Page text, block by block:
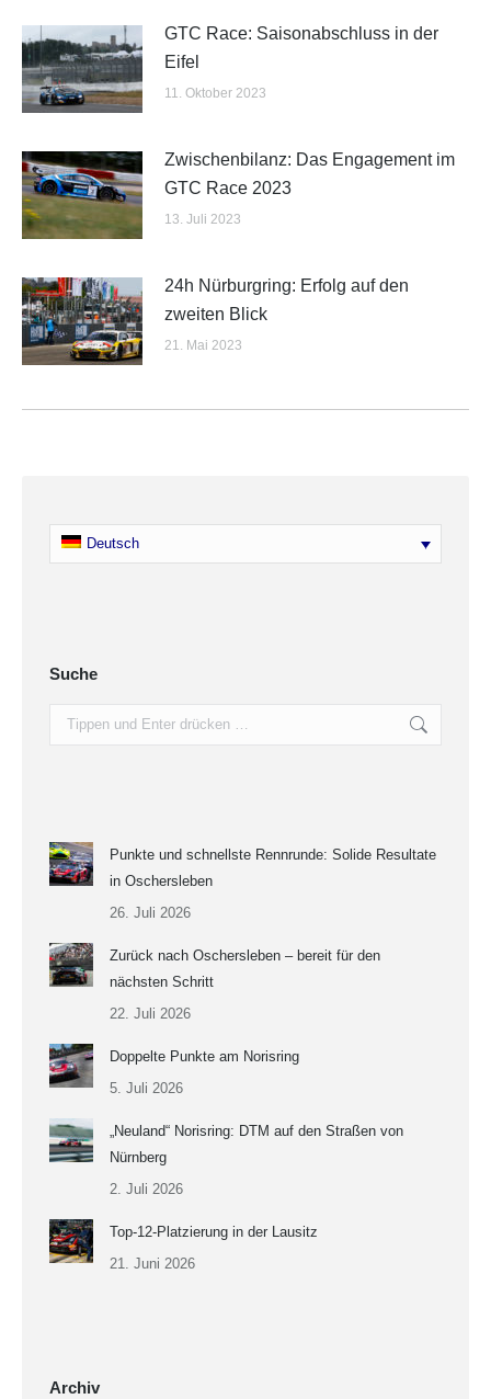
GTC Race: Saisonabschluss in der
Eifel
11. Oktober 2023
Zwischenbilanz: Das Engagement im
GTC Race 2023
13. Juli 2023
24h Nürburgring: Erfolg auf den
zweiten Blick
21. Mai 2023
Deutsch
Suche
Search:
Punkte und schnellste Rennrunde: Solide Resultate
in Oschersleben
26. Juli 2026
Zurück nach Oschersleben – bereit für den
nächsten Schritt
22. Juli 2026
Doppelte Punkte am Norisring
5. Juli 2026
„Neuland“ Norisring: DTM auf den Straßen von
Nürnberg
2. Juli 2026
Top-12-Platzierung in der Lausitz
21. Juni 2026
Archiv